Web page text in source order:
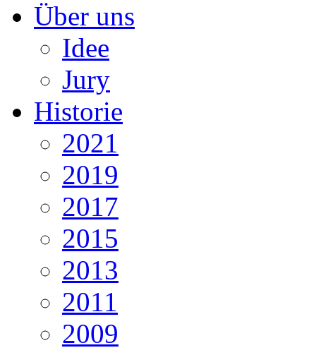
Über uns
Idee
Jury
Historie
2021
2019
2017
2015
2013
2011
2009